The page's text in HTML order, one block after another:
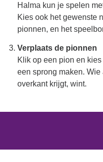
Halma kun je spelen
Kies ook het gewenste
pionnen, en het
Verplaats de pionnen
Klik op een pion en
een sprong maken.
overkant krijgt, wint.